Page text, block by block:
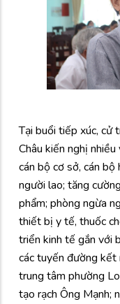
Tại buổi tiếp xúc, cử
Châu kiến nghị
cán bộ cơ sở, cán bộ
người lao; tăng
phẩm; phòng ngừa
thiết bị y tế, thuốc
triển kinh tế gắn với
các tuyến đường kết
trung tâm phường
tạo rạch Ông Mạnh;